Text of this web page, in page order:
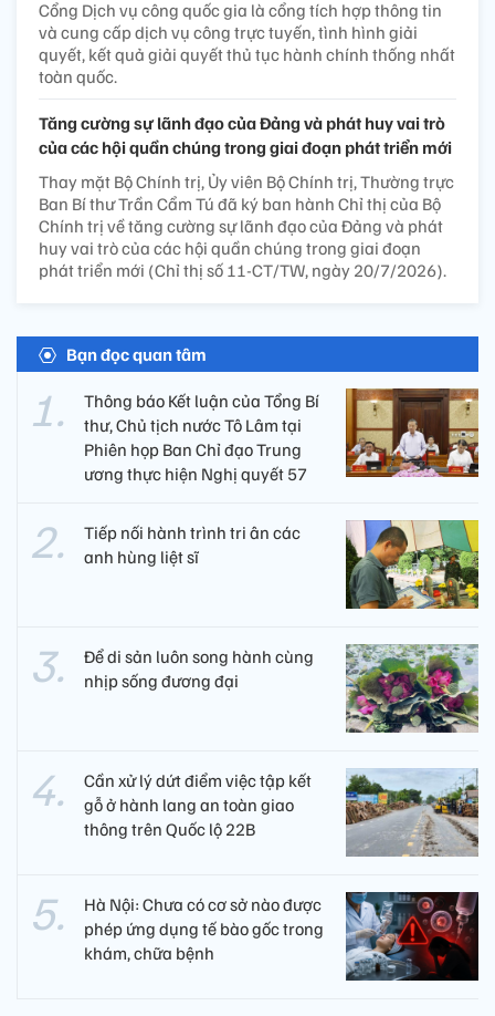
Cổng Dịch vụ công quốc gia là cổng tích hợp thông tin
và cung cấp dịch vụ công trực tuyến, tình hình giải
quyết, kết quả giải quyết thủ tục hành chính thống nhất
toàn quốc.
Tăng cường sự lãnh đạo của Đảng và phát huy vai trò
của các hội quần chúng trong giai đoạn phát triển mới
Thay mặt Bộ Chính trị, Ủy viên Bộ Chính trị, Thường trực
Ban Bí thư Trần Cẩm Tú đã ký ban hành Chỉ thị của Bộ
Chính trị về tăng cường sự lãnh đạo của Đảng và phát
huy vai trò của các hội quần chúng trong giai đoạn
phát triển mới (Chỉ thị số 11-CT/TW, ngày 20/7/2026).
Bạn đọc quan tâm
Thông báo Kết luận của Tổng Bí
thư, Chủ tịch nước Tô Lâm tại
Phiên họp Ban Chỉ đạo Trung
ương thực hiện Nghị quyết 57
Tiếp nối hành trình tri ân các
anh hùng liệt sĩ ​
Để di sản luôn song hành cùng
nhịp sống đương đại
Cần xử lý dứt điểm việc tập kết
gỗ ở hành lang an toàn giao
thông trên Quốc lộ 22B
Hà Nội: Chưa có cơ sở nào được
phép ứng dụng tế bào gốc trong
khám, chữa bệnh